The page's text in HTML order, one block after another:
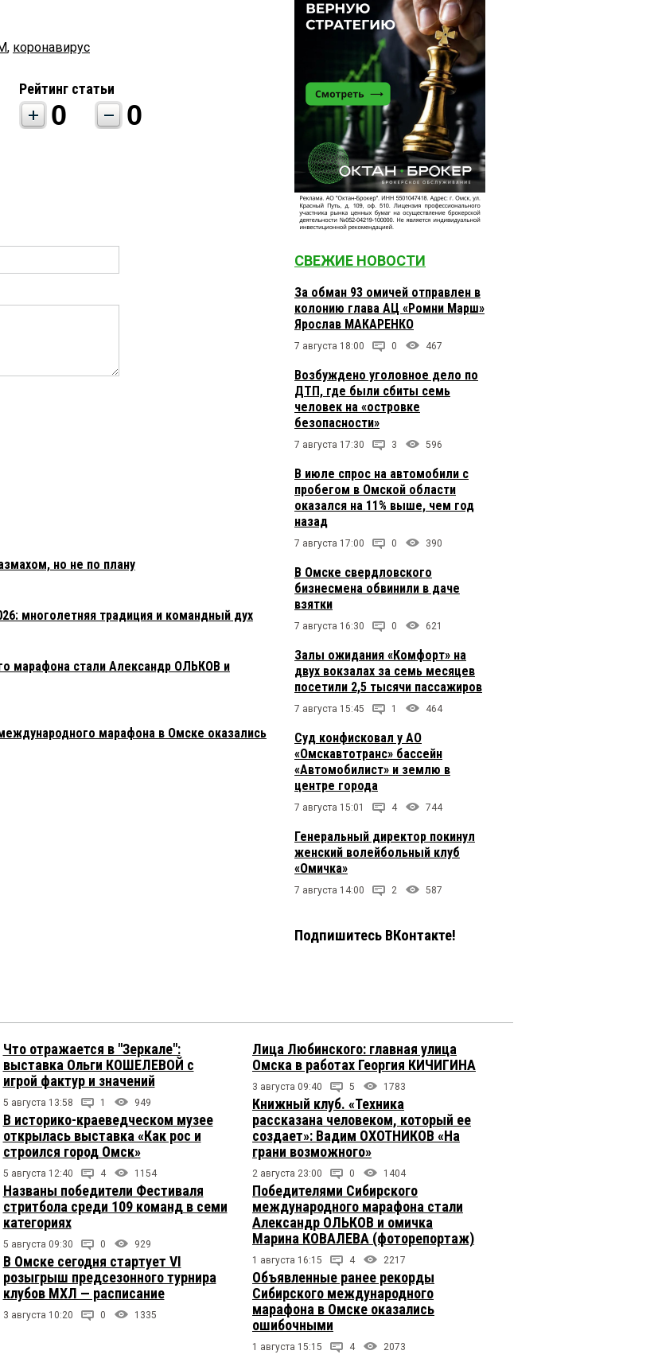
, коронавирус
Рейтинг статьи
0 0
но не по плану
многолетняя традиция и командный дух
марафона стали Александр ОЛЬКОВ и
марафона в Омске оказались
СВЕЖИЕ НОВОСТИ
За обман 93 омичей отправлен в
колонию глава АЦ «Ромни Марш»
Ярослав МАКАРЕНКО
7 августа 18:00 0 467
Возбуждено уголовное дело по
ДТП, где были сбиты семь
человек на «островке
безопасности»
7 августа 17:30 3 596
В июле спрос на автомобили с
пробегом в Омской области
оказался на 11% выше, чем год
назад
7 августа 17:00 0 390
В Омске свердловского
бизнесмена обвинили в даче
взятки
7 августа 16:30 0 621
Залы ожидания «Комфорт» на
двух вокзалах за семь месяцев
посетили 2,5 тысячи пассажиров
7 августа 15:45 1 464
Суд конфисковал у АО
«Омскавтотранс» бассейн
«Автомобилист» и землю в
центре города
7 августа 15:01 4 744
Генеральный директор покинул
женский волейбольный клуб
«Омичка»
7 августа 14:00 2 587
Подпишитесь ВКонтакте!
Что отражается в "Зеркале":
выставка Ольги КОШЕЛЕВОЙ с
игрой фактур и значений
5 августа 13:58 1 949
В историко-краеведческом музее
открылась выставка «Как рос и
строился город Омск»
5 августа 12:40 4 1154
Названы победители Фестиваля
стритбола среди 109 команд в семи
категориях
5 августа 09:30 0 929
В Омске сегодня стартует VI
розыгрыш предсезонного турнира
клубов МХЛ — расписание
3 августа 10:20 0 1335
Лица Любинского: главная улица
Омска в работах Георгия КИЧИГИНА
3 августа 09:40 5 1783
Книжный клуб. «Техника
рассказана человеком, который ее
создает»: Вадим ОХОТНИКОВ «На
грани возможного»
2 августа 23:00 0 1404
Победителями Сибирского
международного марафона стали
Александр ОЛЬКОВ и омичка
Марина КОВАЛЕВА (фоторепортаж)
1 августа 16:15 4 2217
Объявленные ранее рекорды
Сибирского международного
марафона в Омске оказались
ошибочными
1 августа 15:15 4 2073